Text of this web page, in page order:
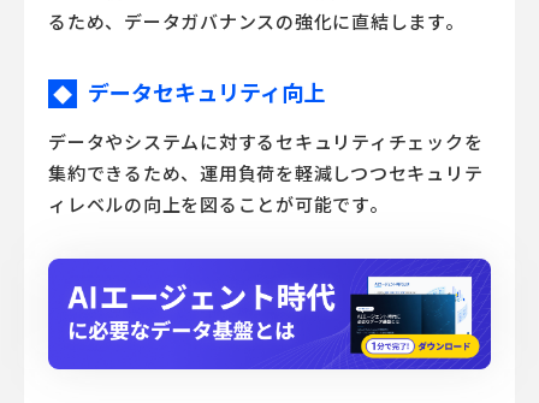
るため、データガバナンスの強化に直結します。
◆ データセキュリティ向上
データやシステムに対するセキュリティチェックを
集約できるため、運用負荷を軽減しつつセキュリテ
ィレベルの向上を図ることが可能です。